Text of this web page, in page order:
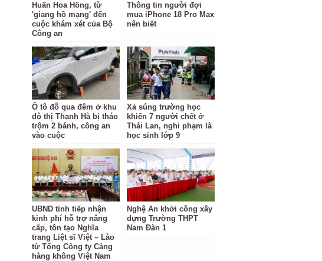
Huấn Hoa Hồng, từ
'giang hồ mạng' đến
cuộc khám xét của Bộ
Công an
Thông tin người đợi
mua iPhone 18 Pro Max
nên biết
Ô tô đỗ qua đêm ở khu
đô thị Thanh Hà bị tháo
trộm 2 bánh, công an
vào cuộc
Xả súng trường học
khiến 7 người chết ở
Thái Lan, nghi phạm là
học sinh lớp 9
UBND tỉnh tiếp nhận
kinh phí hỗ trợ nâng
cấp, tôn tạo Nghĩa
trang Liệt sĩ Việt – Lào
từ Tổng Công ty Cảng
hàng không Việt Nam
Nghệ An khởi công xây
dựng Trường THPT
Nam Đàn 1